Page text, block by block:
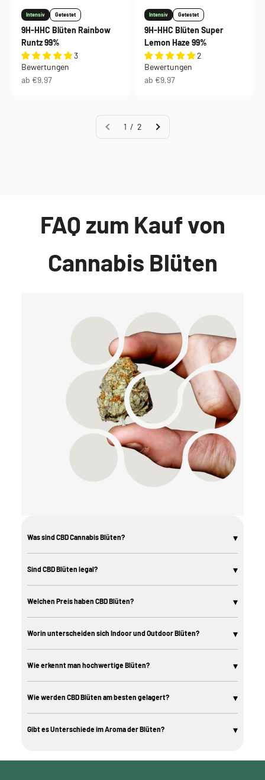
Intensiv Getestet
9H-HHC Blüten Rainbow
Runtz 99%
3
Bewertungen
Angebot
ab €9,97
Intensiv Getestet
9H-HHC Blüten Super
Lemon Haze 99%
2
Bewertungen
Angebot
ab €9,97
1 / 2
FAQ zum Kauf von
Cannabis Blüten
Was sind CBD Cannabis Blüten? ▾
einem hohen CBD-Gehalt und einem gesetzlich zulässig niedrigen THC-
legal erhältlich.
Sind CBD Blüten legal? ▾
Grenzwert sind in vielen europäischen Ländern legal erhältlich. Die
die geltenden Bestimmungen in deinem Land.
Welchen Preis haben CBD Blüten? ▾
der Regel teurer als Outdoor-Sorten. In unserem Shop findest du Produkte in
Premium-Blüten.
Worin unterscheiden sich Indoor und Outdoor Blüten? ▾
Licht und weisen oft eine dichtere Struktur und intensivere Aromen auf.
natürlicheres, erdigeres Aromaprofil.
Wie erkennt man hochwertige Blüten? ▾
sichtbare Trichome und ein niedriger Anteil an Stielen oder Blättern.
weiteres Qualitätsmerkmal.
Wie werden CBD Blüten am besten gelagert? ▾
Geeignet sind verschließbare Gläser oder spezielle Aufbewahrungsbehälter.
Gibt es Unterschiede im Aroma der Blüten? ▾
duften fruchtig-süß, andere eher erdig, holzig oder zitrusartig. Die genauen